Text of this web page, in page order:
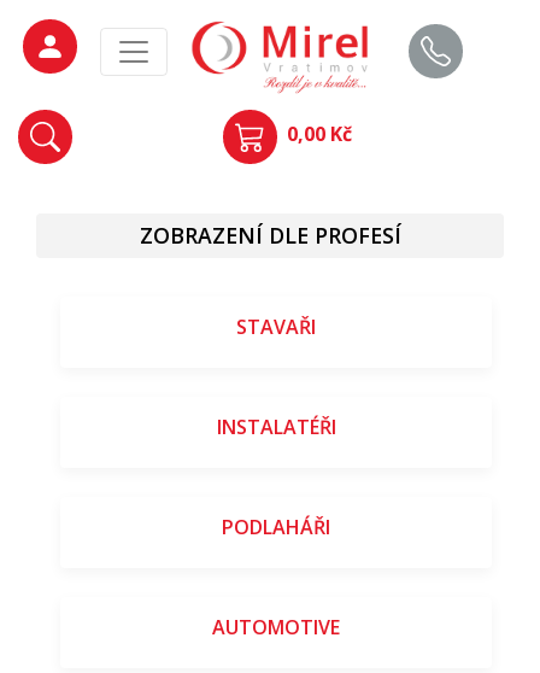
0,00 Kč
ZOBRAZENÍ DLE PROFESÍ
STAVAŘI
INSTALATÉŘI
PODLAHÁŘI
AUTOMOTIVE